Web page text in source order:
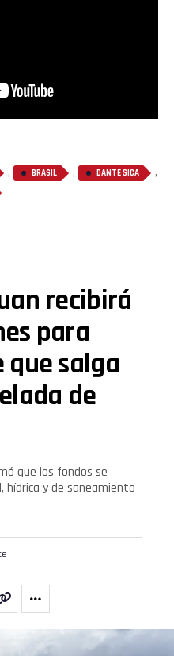
, BRASIL , DANTE SICA ,
recibirá
para
que salga
de
que los fondos se
y de saneamiento